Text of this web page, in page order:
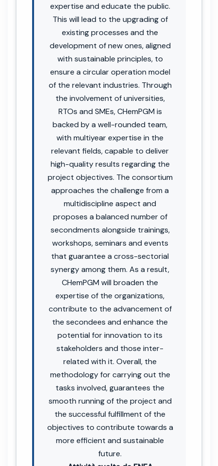
expertise and educate the public.
This will lead to the upgrading of
existing processes and the
development of new ones, aligned
with sustainable principles, to
ensure a circular operation model
of the relevant industries. Through
the involvement of universities,
RTOs and SMEs, CHemPGM is
backed by a well-rounded team,
with multiyear expertise in the
relevant fields, capable to deliver
high-quality results regarding the
project objectives. The consortium
approaches the challenge from a
multidiscipline aspect and
proposes a balanced number of
secondments alongside trainings,
workshops, seminars and events
that guarantee a cross-sectorial
synergy among them. As a result,
CHemPGM will broaden the
expertise of the organizations,
contribute to the advancement of
the secondees and enhance the
potential for innovation to its
stakeholders and those inter-
related with it. Overall, the
methodology for carrying out the
tasks involved, guarantees the
smooth running of the project and
the successful fulfillment of the
objectives to contribute towards a
more efficient and sustainable
future.